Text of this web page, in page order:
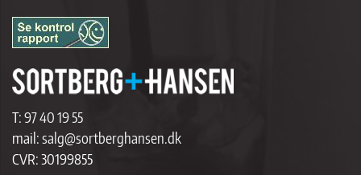
T:97 40 19 55
mail:salg@sortberghansen.dk
CVR: 30199855